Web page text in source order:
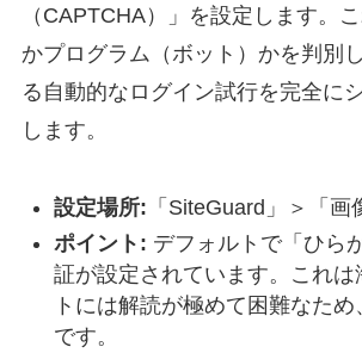
（CAPTCHA）」を設定します。
かプログラム（ボット）かを判別
る自動的なログイン試行を完全に
します。
設定場所: 「SiteGuard」＞「画
ポイント: デフォルトで「ひら
証が設定されています。これは
トには解読が極めて困難なた
です。